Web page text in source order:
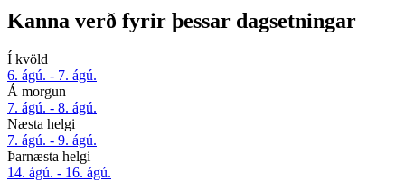
Kanna verð fyrir þessar dagsetningar
Í kvöld
6. ágú. - 7. ágú.
Á morgun
7. ágú. - 8. ágú.
Næsta helgi
7. ágú. - 9. ágú.
Þarnæsta helgi
14. ágú. - 16. ágú.